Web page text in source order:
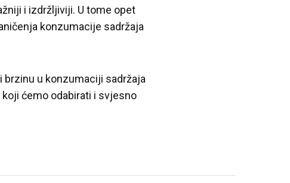
i izdržljiviji. U tome opet
konzumacije sadržaja
brzinu u konzumaciji sadržaja
koji ćemo odabirati i svjesno